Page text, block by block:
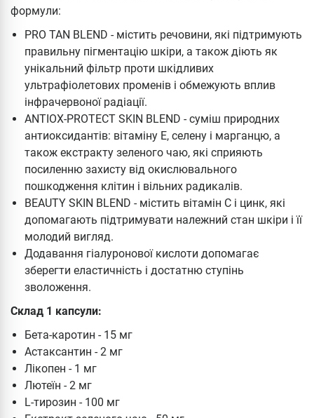
формули:
PRO TAN BLEND - містить речовини, які підтримують
правильну пігментацію шкіри, а також діють як
унікальний фільтр проти шкідливих
ультрафіолетових променів і обмежують вплив
інфрачервоної радіації.
ANTIOX-PROTECT SKIN BLEND - суміш природних
антиоксидантів: вітаміну Е, селену і марганцю, а
також екстракту зеленого чаю, які сприяють
посиленню захисту від окислювального
пошкодження клітин і вільних радикалів.
BEAUTY SKIN BLEND - містить вітамін C і цинк, які
допомагають підтримувати належний стан шкіри і її
молодий вигляд.
Додавання гіалуронової кислоти допомагає
зберегти еластичність і достатню ступінь
зволоження.
Склад 1 капсули:
Бета-каротин - 15 мг
Астаксантин - 2 мг
Лікопен - 1 мг
Лютеїн - 2 мг
L-тирозин - 100 мг